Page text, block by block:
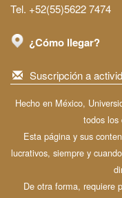
Tel. +52(55)5622 7474
¿Cómo llegar?
Suscripción a
Hecho en México,
todos los
Esta página y sus
lucrativos, siempre y
De otra forma, requiere